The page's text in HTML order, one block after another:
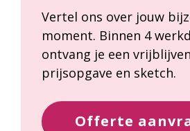
Vertel ons over jouw
moment. Binnen 4
ontvang je een
prijsopgave en sketch.
Offerte